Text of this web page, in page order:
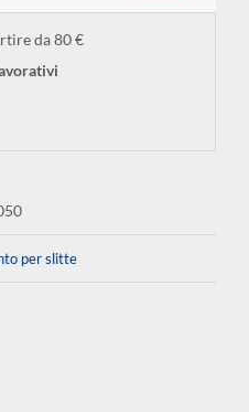
da 80 €
per slitte